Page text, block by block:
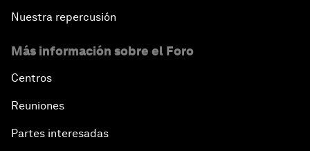
Nuestra repercusión
Más información sobre el Foro
Centros
Reuniones
Partes interesadas